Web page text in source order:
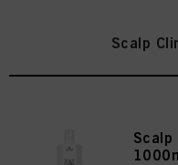
Scalp
Scalp